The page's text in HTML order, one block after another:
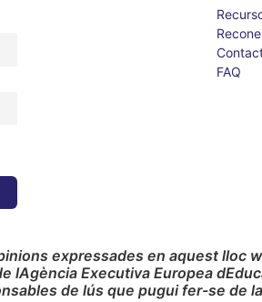
FAQ
expressades en aquest
lAgència Executiva Europea
de lús que pugui fer-se de